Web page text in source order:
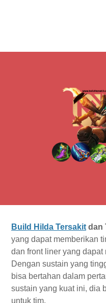
Build Hilda Tersakit dan
yang dapat memberikan
dan front liner yang dapat
Dengan sustain yang
bisa bertahan dalam
sustain yang kuat ini, dia
untuk tim.